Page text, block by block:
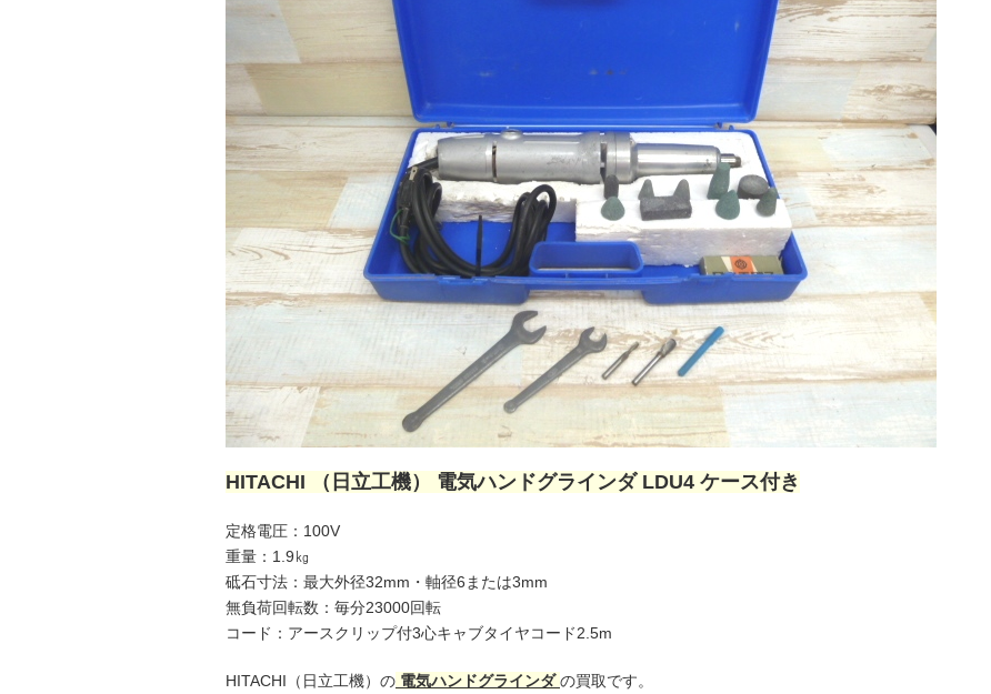
HITACHI （日立工機） 電気ハンドグラインダ LDU4 ケース付き
定格電圧：100V
重量：1.9㎏
砥石寸法：最大外径32mm・軸径6または3mm
無負荷回転数：毎分23000回転
コード：アースクリップ付3心キャブタイヤコード2.5m
HITACHI（日立工機）の 電気ハンドグラインダの買取です。